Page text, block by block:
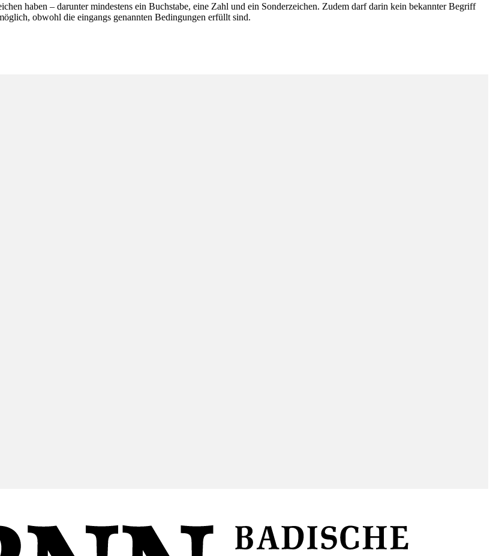
haben – darunter mindestens ein Buchstabe, eine Zahl und ein Sonderzeichen. Zudem darf darin kein bekannter Begriff
obwohl die eingangs genannten Bedingungen erfüllt sind.